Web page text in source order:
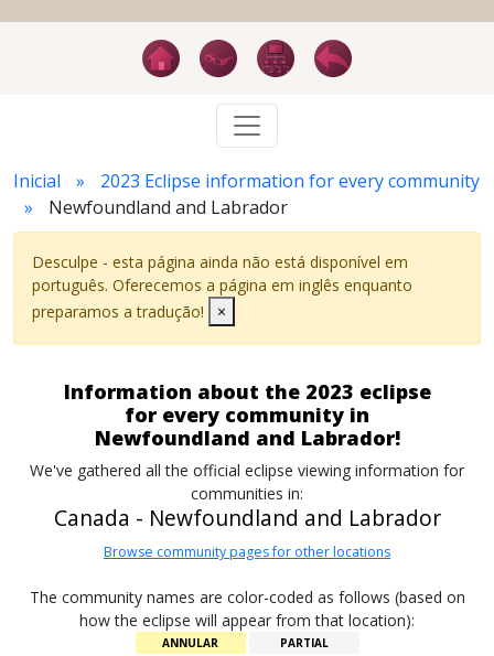
Inicial
2023 Eclipse information for every community
Newfoundland and Labrador
Desculpe - esta página ainda não está disponível em
português. Oferecemos a página em inglês enquanto
preparamos a tradução!
×
Information about the 2023 eclipse
for every community in
Newfoundland and Labrador!
We've gathered all the official eclipse viewing information for
communities in:
Canada - Newfoundland and Labrador
Browse community pages for other locations
The community names are color-coded as follows (based on
how the eclipse will appear from that location):
ANNULAR PARTIAL